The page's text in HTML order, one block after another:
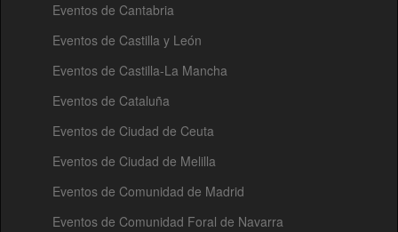
Eventos de Cantabria
Eventos de Castilla y León
Eventos de Castilla-La Mancha
Eventos de Cataluña
Eventos de Ciudad de Ceuta
Eventos de Ciudad de Melilla
Eventos de Comunidad de Madrid
Eventos de Comunidad Foral de Navarra